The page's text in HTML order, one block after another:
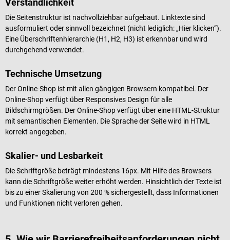
Verständlichkeit
Die Seitenstruktur ist nachvollziehbar aufgebaut. Linktexte sind
ausformuliert oder sinnvoll bezeichnet (nicht lediglich: „Hier klicken“).
Eine Überschriftenhierarchie (H1, H2, H3) ist erkennbar und wird
durchgehend verwendet.
Technische Umsetzung
Der Online-Shop ist mit allen gängigen Browsern kompatibel. Der
Online-Shop verfügt über Responsives Design für alle
Bildschirmgrößen. Der Online-Shop verfügt über eine HTML-Struktur
mit semantischen Elementen. Die Sprache der Seite wird in HTML
korrekt angegeben.
Skalier- und Lesbarkeit
Die Schriftgröße beträgt mindestens 16px. Mit Hilfe des Browsers
kann die Schriftgröße weiter erhöht werden. Hinsichtlich der Texte ist
bis zu einer Skalierung von 200 % sichergestellt, dass Informationen
und Funktionen nicht verloren gehen.